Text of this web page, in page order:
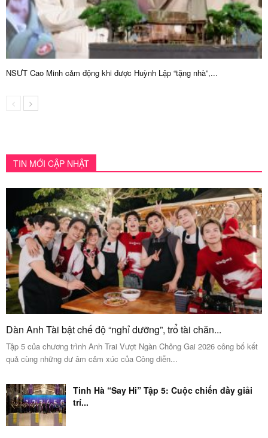
NSƯT Cao Minh cảm động khi được Huỳnh Lập “tặng nhà”,...
TIN MỚI CẬP NHẬT
Dàn Anh Tài bật chế độ “nghỉ dưỡng”, trổ tài chăn...
Tập 5 của chương trình Anh Trai Vượt Ngàn Chông Gai 2026 công bố kết
quả cùng những dư âm cảm xúc của Công diễn...
Tinh Hà “Say Hi” Tập 5: Cuộc chiến đầy giải
trí...